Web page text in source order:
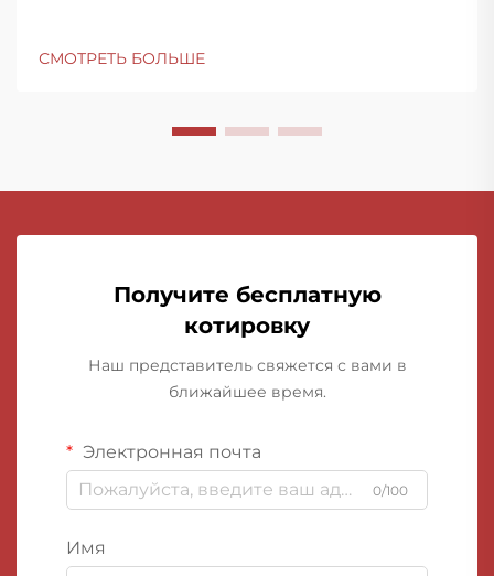
СМОТРЕТЬ БОЛЬШЕ
Получите бесплатную
котировку
Наш представитель свяжется с вами в
ближайшее время.
Электронная почта
0/100
Имя